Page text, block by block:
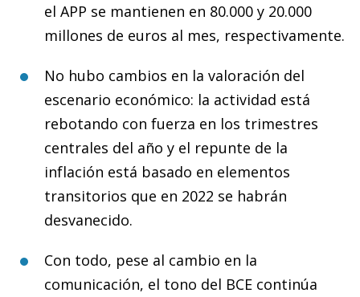
el APP se mantienen en 80.000 y 20.000
millones de euros al mes, respectivamente.
No hubo cambios en la valoración del
escenario económico: la actividad está
rebotando con fuerza en los trimestres
centrales del año y el repunte de la
inflación está basado en elementos
transitorios que en 2022 se habrán
desvanecido.
Con todo, pese al cambio en la
comunicación, el tono del BCE continúa